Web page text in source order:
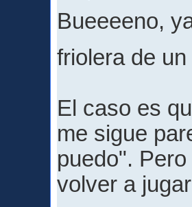
Bueeeeno,
friolera de un
El caso es
me sigue
puedo".
volver a